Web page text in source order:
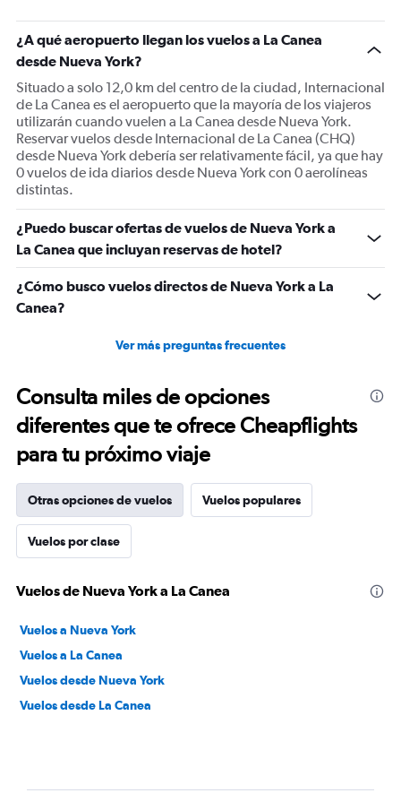
¿A qué aeropuerto llegan los vuelos a La Canea
desde Nueva York?
Situado a solo 12,0 km del centro de la ciudad, Internacional
de La Canea es el aeropuerto que la mayoría de los viajeros
utilizarán cuando vuelen a La Canea desde Nueva York.
Reservar vuelos desde Internacional de La Canea (CHQ)
desde Nueva York debería ser relativamente fácil, ya que hay
0 vuelos de ida diarios desde Nueva York con 0 aerolíneas
distintas.
¿Puedo buscar ofertas de vuelos de Nueva York a
La Canea que incluyan reservas de hotel?
¿Cómo busco vuelos directos de Nueva York a La
Canea?
Ver más preguntas frecuentes
Consulta miles de opciones
diferentes que te ofrece Cheapflights
para tu próximo viaje
Otras opciones de vuelos Vuelos populares
Vuelos por clase
Vuelos de Nueva York a La Canea
Vuelos a Nueva York
Vuelos a La Canea
Vuelos desde Nueva York
Vuelos desde La Canea